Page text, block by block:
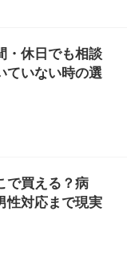
・休日でも相談
ていない時の選
で買える？病
性対応まで現実